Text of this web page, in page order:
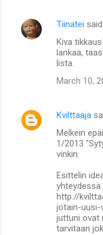
Tiinatei
Kiva
lankaa,
lista.
March 10,
Kvilttaaja
Melkein
1/2013
vinkin.
Esittelin
yhteydessä
http://
jotain-uusi-
juttuni ovat
tarvitaan